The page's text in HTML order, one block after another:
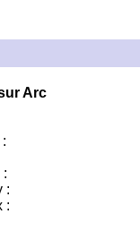
Arc
:
:
: